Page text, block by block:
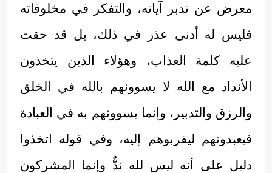
معرض عن تدبر آياته، والتفكر في مخلوقاته
فليس له أدنى عذر في ذلك، بل قد حقت
عليه كلمة العذاب، وهؤلاء الذين يتخذون
الأنداد مع الله لا يسوونهم بالله في الخلق
والرزق والتدبير، وإنما يسوونهم به في العبادة
فيعبدونهم ليقربوهم إليه، وفي قوله اتخذوا
دليل على أنه ليس لله ندٌّ وإنما المشركون